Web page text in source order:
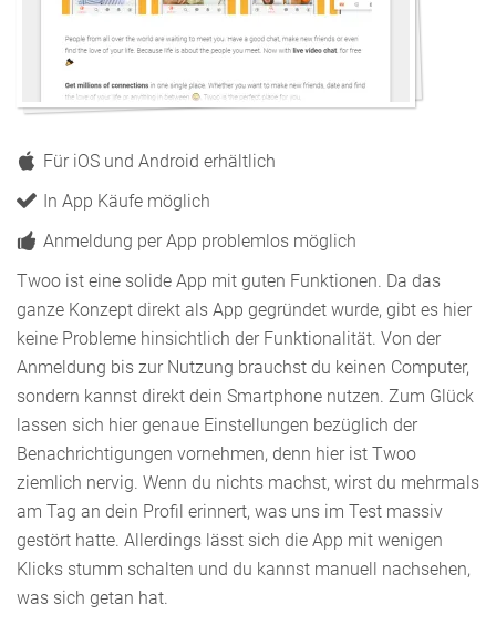
Für iOS und Android erhältlich
In App Käufe möglich
Anmeldung per App problemlos möglich
Twoo ist eine solide App mit guten Funktionen. Da das
ganze Konzept direkt als App gegründet wurde, gibt es hier
keine Probleme hinsichtlich der Funktionalität. Von der
Anmeldung bis zur Nutzung brauchst du keinen Computer,
sondern kannst direkt dein Smartphone nutzen. Zum Glück
lassen sich hier genaue Einstellungen bezüglich der
Benachrichtigungen vornehmen, denn hier ist Twoo
ziemlich nervig. Wenn du nichts machst, wirst du mehrmals
am Tag an dein Profil erinnert, was uns im Test massiv
gestört hatte. Allerdings lässt sich die App mit wenigen
Klicks stumm schalten und du kannst manuell nachsehen,
was sich getan hat.